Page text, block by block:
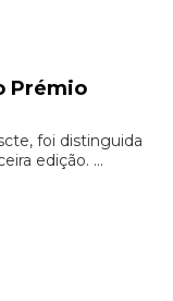
Prémio
foi distinguida
edição. ...